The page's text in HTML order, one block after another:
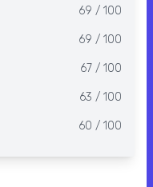
69 / 100
69 / 100
67 / 100
63 / 100
60 / 100